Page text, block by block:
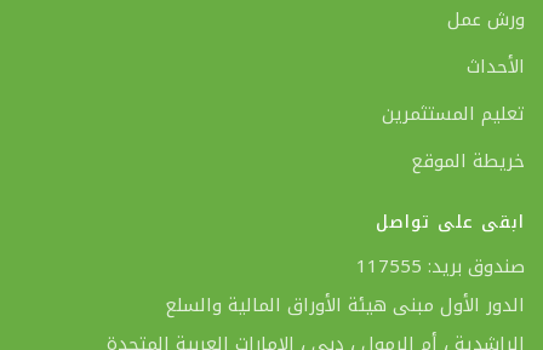
ورش عمل
الأحداث
تعليم المستثمرين
خريطة الموقع
ابقى على تواصل
صندوق بريد: 117555
الدور الأول مبنى هيئة الأوراق المالية والسلع